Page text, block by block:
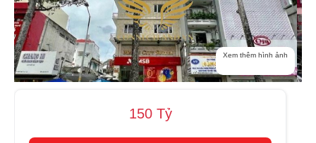
Xem thêm hình ảnh
150 Tỷ